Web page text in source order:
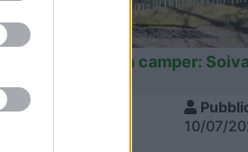
Finlandia in camper:
10/07/